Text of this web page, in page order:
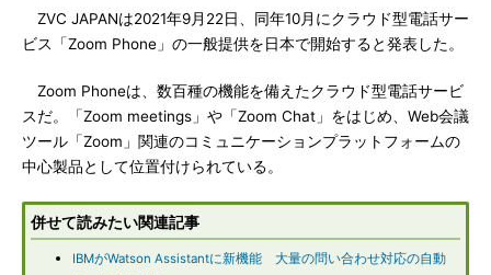
ZVC JAPANは2021年9月22日、同年10月にクラウド型電話サー
ビス「Zoom Phone」の一般提供を日本で開始すると発表した。
Zoom Phoneは、数百種の機能を備えたクラウド型電話サービ
スだ。「Zoom meetings」や「Zoom Chat」をはじめ、Web会議
ツール「Zoom」関連のコミュニケーションプラットフォームの
中心製品として位置付けられている。
併せて読みたい関連記事
IBMがWatson Assistantに新機能 大量の問い合わせ対応の自動